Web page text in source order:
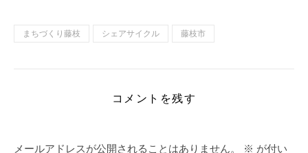
まちづくり藤枝 シェアサイクル 藤枝市
コメントを残す
メールアドレスが公開されることはありません。 ※ が付い